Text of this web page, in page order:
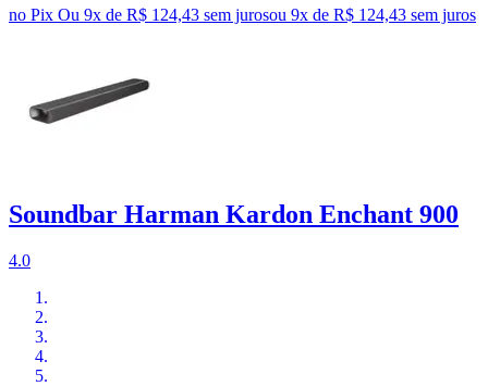
no Pix Ou 9x de R$ 124,43 sem jurosou 9x de R$ 124,43 sem juros
Soundbar Harman Kardon Enchant 900
4.0